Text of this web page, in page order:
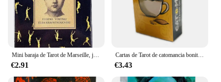
€2.91
Cartas de Tarot de catomancia bonita, baraja de patas de gato, juego de adivinación, herramientas de aprendizaje de la Fortuna, juegos de mesa para fiesta, A 78
€3.43